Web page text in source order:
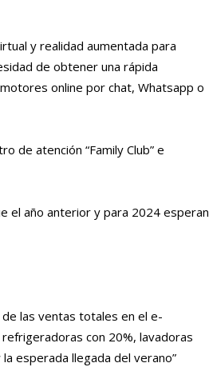
y realidad aumentada para
de obtener una rápida
online por chat, Whatsapp o
de atención “Family Club” e
el año anterior y para 2024 esperan
las ventas totales en el e-
con 20%, lavadoras
esperada llegada del verano”